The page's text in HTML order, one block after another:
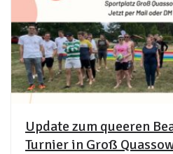
Update zum queeren
Turnier in Groß